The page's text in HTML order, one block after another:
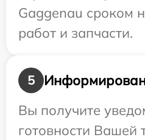
Gaggenau сроком
работ и запчасти.
5
Вы получите
готовности Вашей